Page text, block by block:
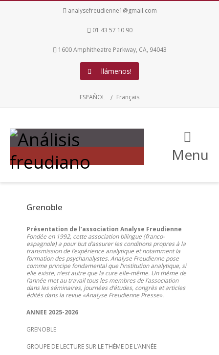
analysefreudienne1@gmail.com
01 43 57 10 90
1600 Amphitheatre Parkway, CA, 94043
llámenos!
ESPAÑOL Français
Menu
Grenoble
Présentation de l’association Analyse Freudienne
Fondée en 1992, cette association bilingue (franco-
espagnole) a pour but d’assurer les conditions propres à la
transmission de l’expérience analytique et notamment la
formation des psychanalystes. Analyse Freudienne pose
comme principe fondamental que l’institution analytique, si
elle existe, n’est autre que la cure elle-même. Un thème de
l’année met au travail tous les membres de l’association
dans les séminaires, journées d’études, congrès et articles
édités dans la revue «Analyse Freudienne Presse».
ANNEE 2025-2026
GRENOBLE
GROUPE DE LECTURE SUR LE THÈME DE L’ANNÉE